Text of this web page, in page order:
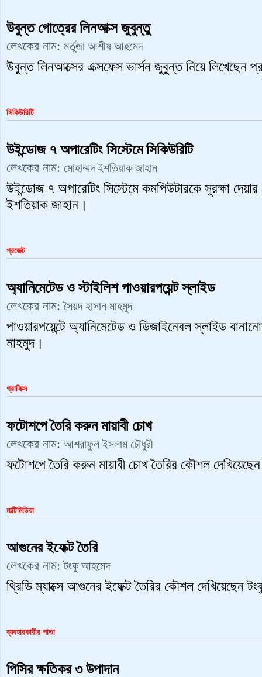
উবুন্ত গোত্রের লিনআক্স জুবুন্তু
লেখকের নাম: মর্তুজা আশীষ আহমেদ
উবুন্ত লিনআক্সের এক্সফেস ভার্সন জুবুন্ত নিয়ে লিখেছেন
সিকিউরিটি
উইন্ডোজ ৭ অপারেটিং সিস্টেমে সিকিউরিটি
লেখকের নাম: মোহাম্মদ ইশতিয়াক জাহান
উইন্ডোজ ৭ অপারেটিং সিস্টেমে কমপিউটারকে সুরক্ষা
ইশতিয়াক জাহান।
প্রজেক্ট
অ্যানিমেটেড ও স্টাইলিশ পাওয়ারপয়েন্ট স্লাইড
লেখকের নাম:সৈয়দ হাসান মাহমুদ
পাওয়ারপয়েন্টে অ্যানিমেটেড ও ডিজাইনেবল স্লাইড
মাহমুদ।
গ্রাফিক্স
ফটোশপে তৈরি করুন মায়াবী চোখ
লেখকের নাম: আশরাফুল ইসলাম চৌধুরী
ফটোশপে তৈরি করুন মায়াবী চোখ তৈরির কৌশল
মাল্টিমিডিয়া
আগুনের ইফেক্ট তৈরি
লেখকের নাম:টংকু আহমেদ
থ্রিডি ম্যাক্সে আগুনের ইফেক্ট তৈরির কৌশল দেখিয়েছেন
ব্যবহারকারীর পাতা
পিসির ক্ষতিকর ৩ উপাদান